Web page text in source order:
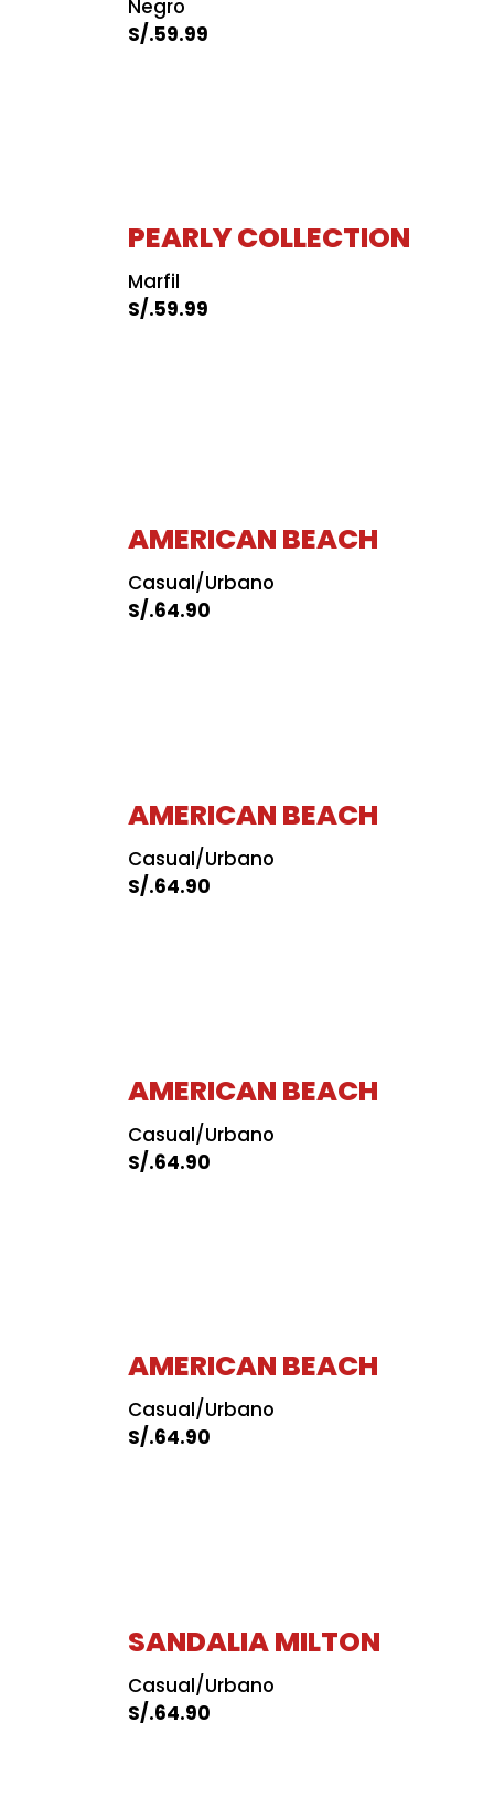
Negro
S/.59.99
PEARLY COLLECTION
Marfil
S/.59.99
AMERICAN BEACH
Casual/Urbano
S/.64.90
AMERICAN BEACH
Casual/Urbano
S/.64.90
AMERICAN BEACH
Casual/Urbano
S/.64.90
AMERICAN BEACH
Casual/Urbano
S/.64.90
SANDALIA MILTON
Casual/Urbano
S/.64.90